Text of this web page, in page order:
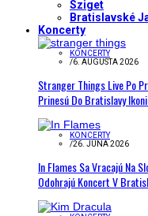
Sziget
Bratislavské
Koncerty
KONCERTY
/6. AUGUSTA 2026
Stranger Things Live Po
Prinesú Do Bratislavy
KONCERTY
/26. JÚNA 2026
In Flames Sa Vracajú Na
Odohrajú Koncert V